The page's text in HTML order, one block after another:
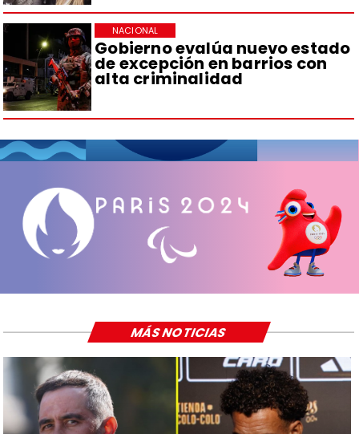
Gobierno evalúa nuevo estado
de excepción en barrios con
alta criminalidad
NACIONAL
MÁS NOTICIAS